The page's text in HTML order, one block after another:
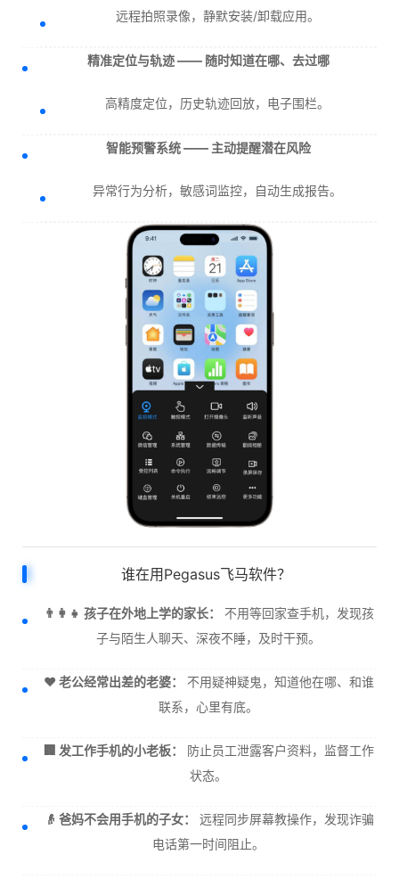
远程拍照录像，静默安装/卸载应用。
精准定位与轨迹 —— 随时知道在哪、去过哪
高精度定位，历史轨迹回放，电子围栏。
智能预警系统 —— 主动提醒潜在风险
异常行为分析，敏感词监控，自动生成报告。
谁在用Pegasus飞马软件？
👨‍👩‍👧 孩子在外地上学的家长：
不用等回家查手机，发现孩
子与陌生人聊天、深夜不睡，及时干预。
❤️ 老公经常出差的老婆：
不用疑神疑鬼，知道他在哪、和谁
联系，心里有底。
🏢 发工作手机的小老板：
防止员工泄露客户资料，监督工作
状态。
👴 爸妈不会用手机的子女：
远程同步屏幕教操作，发现诈骗
电话第一时间阻止。